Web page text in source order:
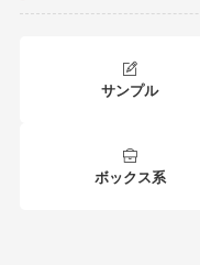
サンプル
ボックス系